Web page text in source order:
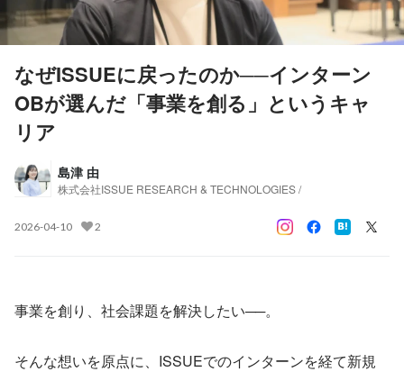
なぜISSUEに戻ったのか──インターン
OBが選んだ「事業を創る」というキャ
リア
島津 由
株式会社ISSUE RESEARCH & TECHNOLOGIES /
2026-04-10 2
事業を創り、社会課題を解決したい──。
そんな想いを原点に、ISSUEでのインターンを経て新規